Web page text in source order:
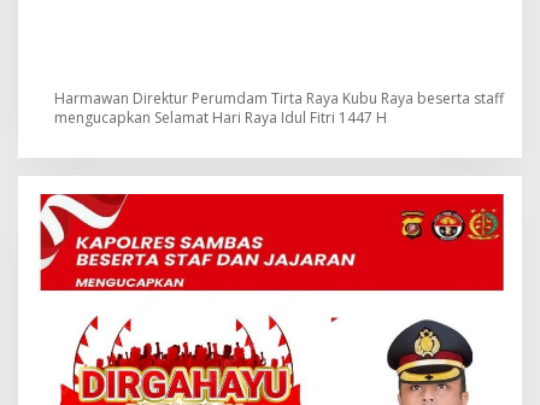
Harmawan Direktur Perumdam Tirta Raya Kubu Raya beserta staff
mengucapkan Selamat Hari Raya Idul Fitri 1447 H